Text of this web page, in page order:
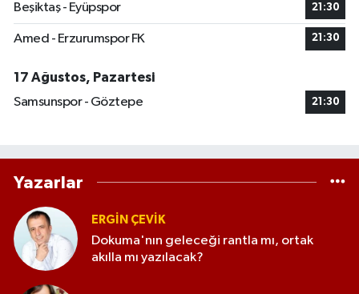
Beşiktaş - Eyüpspor 21:30
Amed - Erzurumspor FK 21:30
17 Ağustos, Pazartesi
Samsunspor - Göztepe
21:30
Yazarlar
ERGIN ÇEVİK
Dokuma'nın geleceği rantla mı, ortak
akılla mı yazılacak?